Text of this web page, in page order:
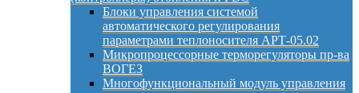
Блоки управления системой
автоматического регулирования
параметрами теплоносителя АРТ-05.02
Микропроцессорные терморегуляторы пр-ва
ВОГЕЗ
Многофункциональный модуль управления